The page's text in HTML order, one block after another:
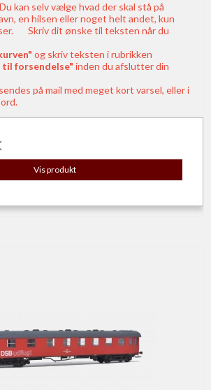
Du kan selv vælge hvad der skal stå på
en hilsen eller noget helt andet, kun
Skriv dit ønske til teksten når du
og skriv teksten i rubrikken
forsendelse" inden du afslutter din
på mail med meget kort varsel, eller i
Vis produkt